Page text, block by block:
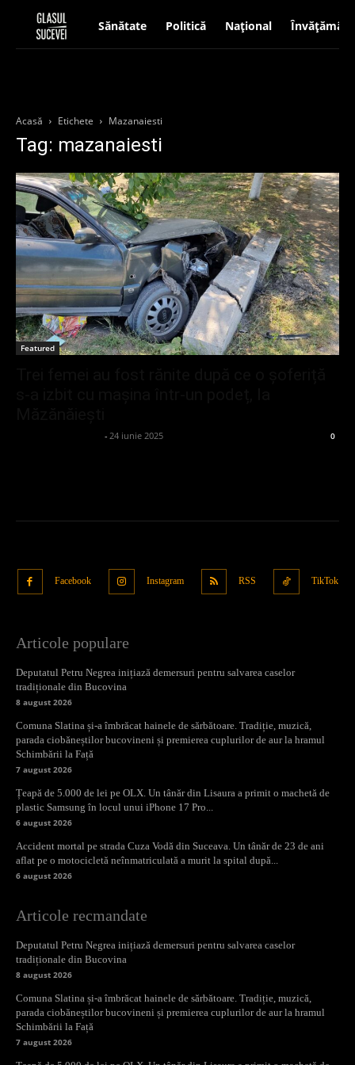
Sănătate Politică Național Învățământ
Acasă Etichete Mazanaiesti
Tag: mazanaiesti
Featured
- 24 iunie 2025 0
Facebook Instagram RSS TikTok
Articole populare
Deputatul Petru Negrea inițiază demersuri pentru salvarea caselor
tradiționale din Bucovina
8 august 2026
Comuna Slatina și-a îmbrăcat hainele de sărbătoare. Tradiție, muzică,
parada ciobăneștilor bucovineni și premierea cuplurilor de aur la hramul
Schimbării la Față
7 august 2026
Țeapă de 5.000 de lei pe OLX. Un tânăr din Lisaura a primit o machetă de
plastic Samsung în locul unui iPhone 17 Pro...
6 august 2026
Accident mortal pe strada Cuza Vodă din Suceava. Un tânăr de 23 de ani
aflat pe o motocicletă neînmatriculată a murit la spital după...
6 august 2026
Articole recmandate
Deputatul Petru Negrea inițiază demersuri pentru salvarea caselor
tradiționale din Bucovina
8 august 2026
Comuna Slatina și-a îmbrăcat hainele de sărbătoare. Tradiție, muzică,
parada ciobăneștilor bucovineni și premierea cuplurilor de aur la hramul
Schimbării la Față
7 august 2026